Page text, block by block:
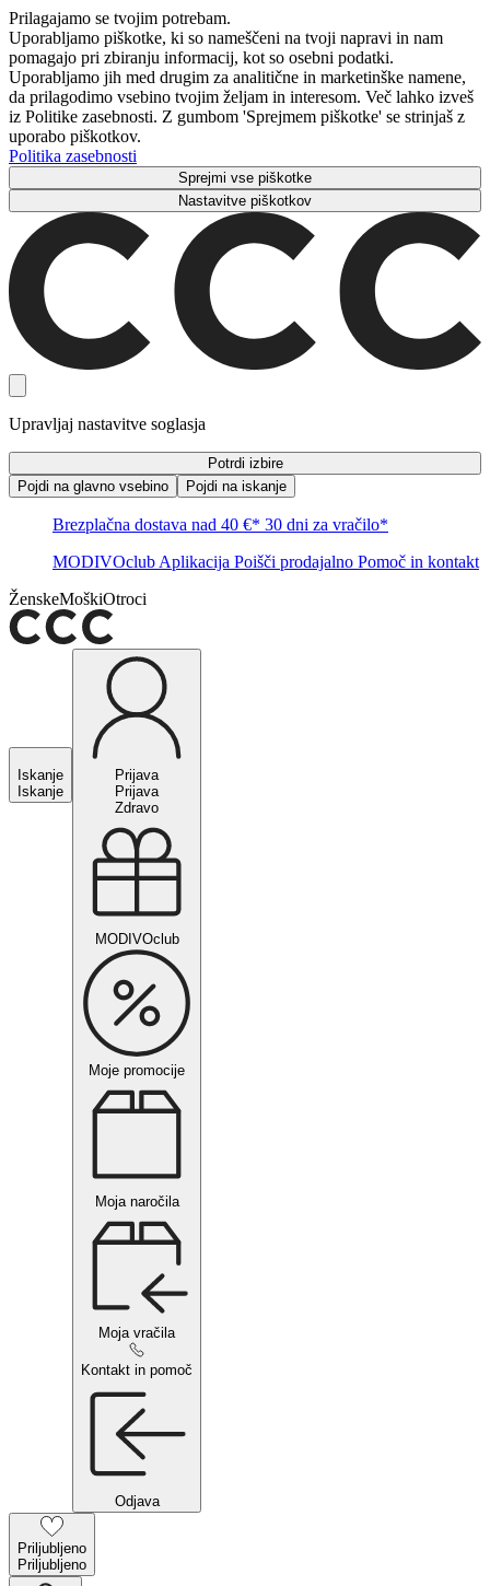
Prilagajamo se tvojim potrebam.
Uporabljamo piškotke, ki so nameščeni na tvoji napravi in ​​nam
pomagajo pri zbiranju informacij, kot so osebni podatki.
Uporabljamo jih med drugim za analitične in marketinške namene,
da prilagodimo vsebino tvojim željam in interesom. Več lahko izveš
iz Politike zasebnosti. Z gumbom 'Sprejmem piškotke' se strinjaš z
uporabo piškotkov.
Politika zasebnosti
Sprejmi vse piškotke
Nastavitve piškotkov
Upravljaj nastavitve soglasja
Potrdi izbire
Pojdi na glavno vsebino
Pojdi na iskanje
Brezplačna dostava nad 40 €* 30 dni za vračilo*
MODIVOclub Aplikacija Poišči prodajalno Pomoč in kontakt
ŽenskeMoškiOtroci
Iskanje
Iskanje
Prijava
Prijava
Zdravo
MODIVOclub
Moje promocije
Moja naročila
Moja vračila
Kontakt in pomoč
Odjava
Priljubljeno
Priljubljeno